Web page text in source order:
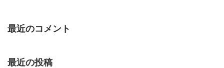
最近のコメント
最近の投稿